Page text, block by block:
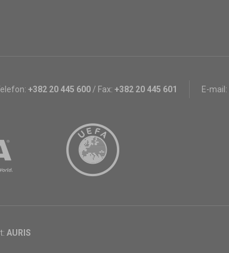
+382 20 445 600 / Fax: +382 20 445 601 E-mail:
AURIS